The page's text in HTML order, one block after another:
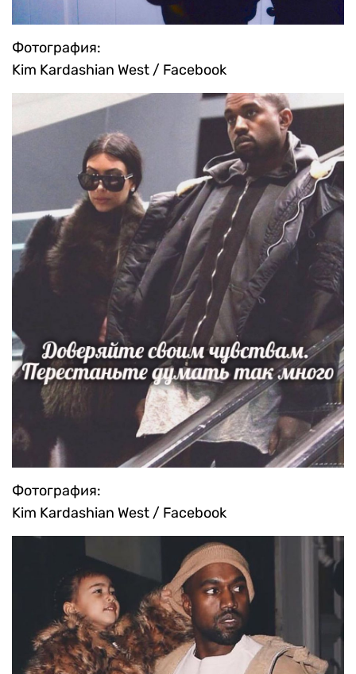
Фотография:
Kim Kardashian West / Facebook
Фотография:
Kim Kardashian West / Facebook